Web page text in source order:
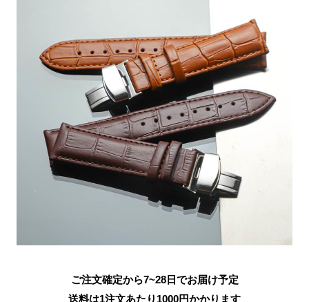
ご注文確定から7~28日でお届け予定
送料は1注文あたり 1000円かかります